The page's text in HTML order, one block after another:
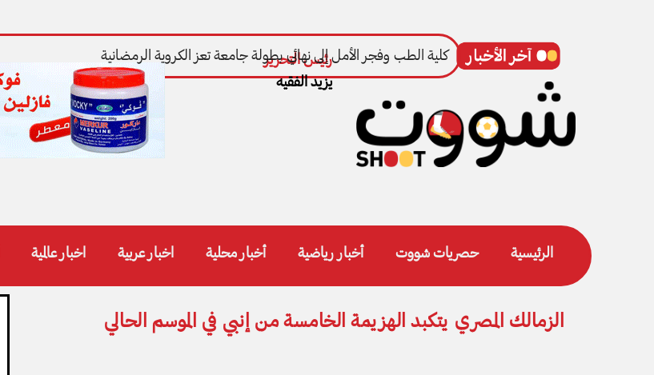
رئيس التحرير
يزيد الفقيه
الرئيسية حصريات شووت أخبار رياضية أخبار محلية اخبار عربية اخبار عالمية
الزمالك المصري يتكبد الهزيمة الخامسة من إنبي في الموسم الحالي